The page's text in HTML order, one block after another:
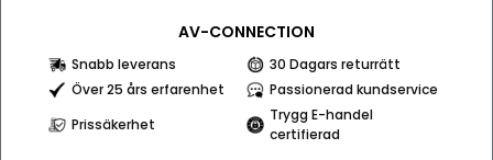
AV-CONNECTION
Snabb leverans
30 Dagars returrätt
Över 25 års erfarenhet
Passionerad kundservice
Prissäkerhet
Trygg E-handel
certifierad